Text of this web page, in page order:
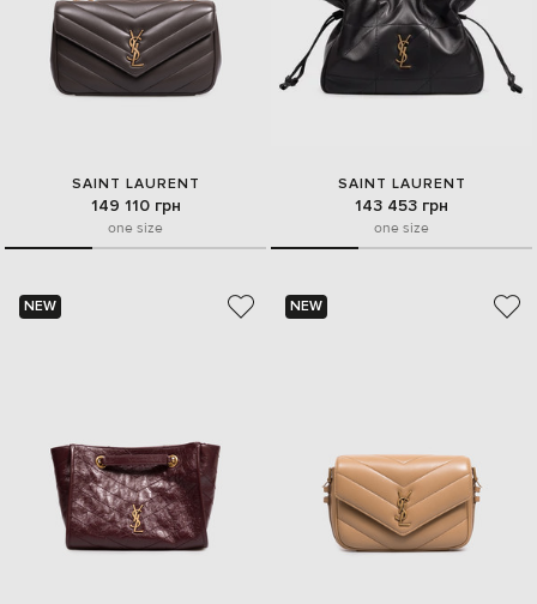
SAINT LAURENT
149 110 грн
one size
SAINT LAURENT
143 453 грн
one size
NEW NEW